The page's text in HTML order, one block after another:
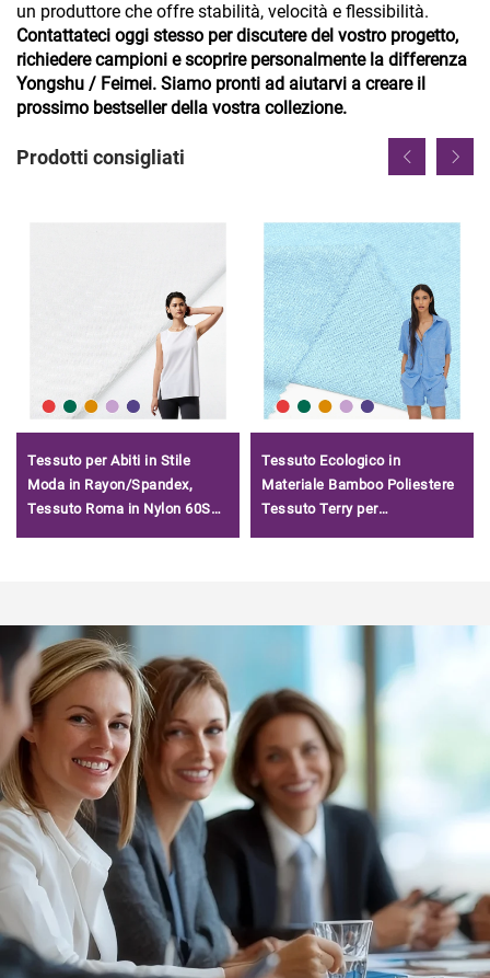
un produttore che offre stabilità, velocità e flessibilità.
Contattateci oggi stesso per discutere del vostro progetto,
richiedere campioni e scoprire personalmente la differenza
Yongshu / Feimei. Siamo pronti ad aiutarvi a creare il
prossimo bestseller della vostra collezione.
Prodotti consigliati
Tessuto per Abiti in Stile
Moda in Rayon/Spandex,
Tessuto Roma in Nylon 60S
Tessuto Ecologico in
Materiale Bamboo Poliestere
Tessuto Terry per